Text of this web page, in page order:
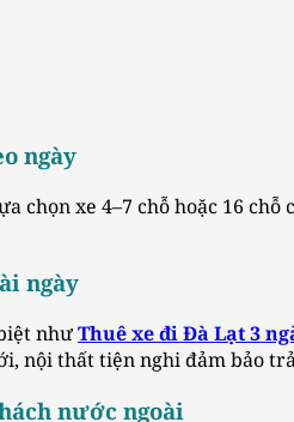
ngày
chọn xe 4–7 chỗ hoặc 16
ngày
nhưThuê xe đi Đà Lạt 3
nội thất tiện nghi đảm bảo
nước ngoài